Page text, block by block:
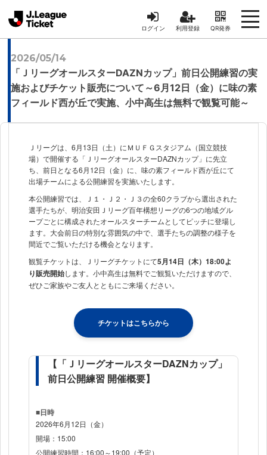
ログイン 利用登録 QR発券
2026/05/14
「ＪリーグオールスターDAZNカップ」前日公開練習の実
施およびチケット販売について～6月12日（金）に味の素
フィールド西が丘で実施、小中高生は無料で観覧可能～
Ｊリーグは、6月13日（土）にＭＵＦＧスタジアム（国立競技
場）で開催する「ＪリーグオールスターDAZNカップ」に先立
ち、前日となる6月12日（金）に、味の素フィールド西が丘にて
出場チームによる公開練習を実施いたします。
本公開練習では、Ｊ１・Ｊ２・Ｊ３の全60クラブから選出された
選手たちが、明治安田Ｊリーグ百年構想リーグの6つの地域グル
ープごとに構成されたオールスターチームとしてピッチに登場し
ます。大会前日の特別な雰囲気の中で、選手たちの調整の様子を
間近でご覧いただける機会となります。
観覧チケットは、Ｊリーグチケットにて5月14日（木）18:00よ
り販売開始します。小中高生は無料でご観覧いただけますので、
ぜひご家族やご友人とともにご来場ください。
チケットはこちらから
【「ＪリーグオールスターDAZNカップ」
前日公開練習 開催概要】
■日時
2026年6月12日（金）
開場：15:00
公開練習時間：16:00～19:00（予定）